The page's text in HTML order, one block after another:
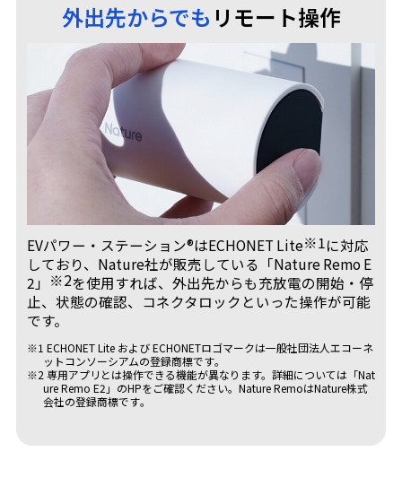
外出先からでも リモート操作
EVパワー・ステーション®はECHONET Lite※1に対応
しており、Nature社が販売している「Nature Remo E
2」 ※2を使用すれば、外出先からも充放電の開始・停
止、状態の確認、コネクタロックといった操作が可能
です。
※1 ECHONET Lite および ECHONETロゴマークは一般社団法人エコーネ
ットコンソーシアムの登録商標です｡
※2 専用アプリとは操作できる機能が異なります。詳細については「Nat
ure Remo E2」のHPをご確認ください。Nature RemoはNature株式
会社の登録商標です｡